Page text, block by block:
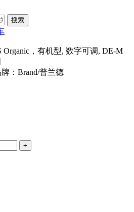
搜索
Organic，有机型, 数字可调, DE-M
：Brand/普兰德
+